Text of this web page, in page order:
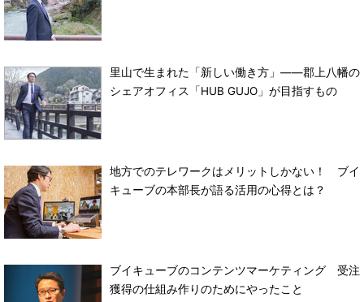
里山で生まれた「新しい働き方」――郡上八幡の
シェアオフィス「HUB GUJO」が目指すもの
地方でのテレワークはメリットしかない！ ブイ
キューブの本部長が語る活用の心得とは？
ブイキューブのコンテンツマーケティング 受注
獲得の仕組み作りのためにやったこと